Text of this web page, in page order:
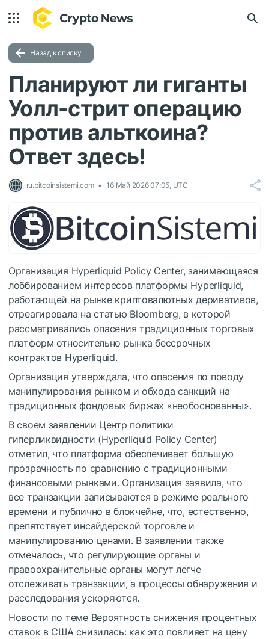
Назад к списку
Планируют ли гиганты
Уолл-стрит операцию
против альткоина?
Ответ здесь!
ru.bitcoinsistemi.com 16 Май 2026 07:05, UTC
Организация Hyperliquid Policy Center, занимающаяся
лоббированием интересов платформы Hyperliquid,
работающей на рынке криптовалютных деривативов,
отреагировала на статью Bloomberg, в которой
рассматривались опасения традиционных торговых
платформ относительно рынка бессрочных
контрактов Hyperliquid.
Организация утверждала, что опасения по поводу
манипулирования рынком и обхода санкций на
традиционных фондовых биржах «необоснованны».
В своем заявлении Центр политики
гиперликвидности (Hyperliquid Policy Center)
отметил, что платформа обеспечивает большую
прозрачность по сравнению с традиционными
финансовыми рынками. Организация заявила, что
все транзакции записываются в режиме реального
времени и публично в блокчейне, что, естественно,
препятствует инсайдерской торговле и
манипулированию ценами. В заявлении также
отмечалось, что регулирующие органы и
правоохранительные органы могут легче
отслеживать транзакции, а процессы обнаружения и
расследования ускоряются.
Новости по теме Вероятность снижения процентных
ставок в США снизилась: как это повлияет на цену